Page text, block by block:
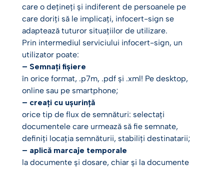
care o dețineți și indiferent de persoanele pe
care doriți să le implicați, infocert-sign se
adaptează tuturor situațiilor de utilizare.
Prin intermediul serviciului infocert-sign, un
utilizator poate:
– Semnați fișiere
în orice format, .p7m, .pdf și .xml! Pe desktop,
online sau pe smartphone;
– creați cu ușurință
orice tip de flux de semnături: selectați
documentele care urmează să fie semnate,
definiți locația semnăturii, stabiliți destinatarii;
– aplică marcaje temporale
la documente și dosare, chiar și la documente